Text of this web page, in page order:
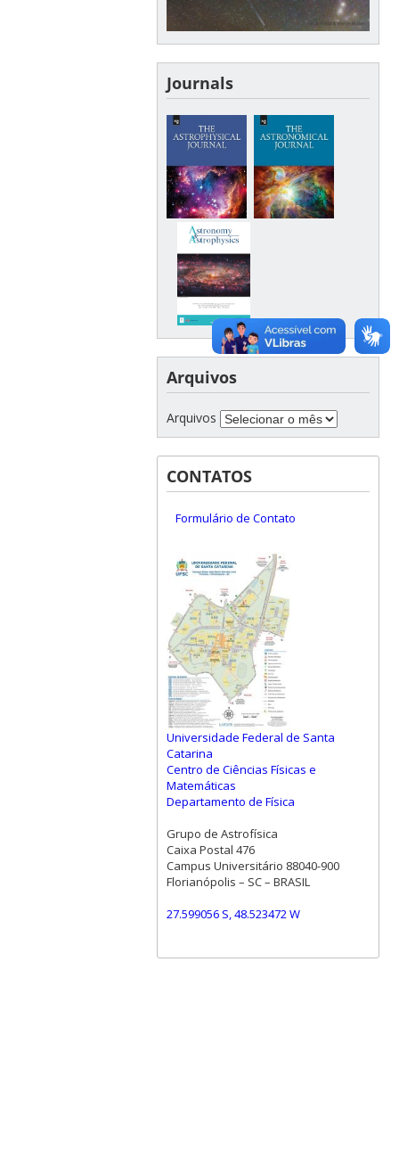
Journals
Arquivos
Arquivos
CONTATOS
Formulário de Contato
Universidade Federal de Santa
Catarina
Centro de Ciências Físicas e
Matemáticas
Departamento de Física
Grupo de Astrofísica
Caixa Postal 476
Campus Universitário 88040-900
Florianópolis – SC – BRASIL
27.599056 S, 48.523472 W